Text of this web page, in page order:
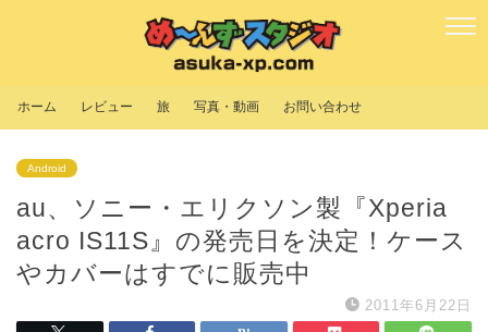
ホーム レビュー 旅 写真・動画 お問い合わせ
Android
au、ソニー・エリクソン製『Xperia
acro IS11S』の発売日を決定！ケース
やカバーはすでに販売中
2011年6月22日